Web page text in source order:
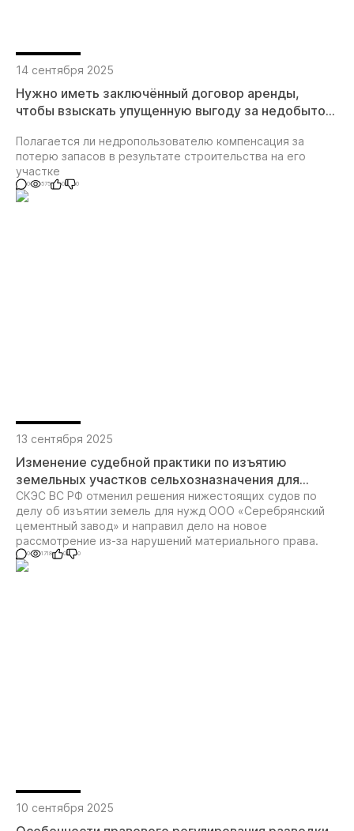
14 сентября 2025
Нужно иметь заключённый договор аренды,
чтобы взыскать упущенную выгоду за недобытое
Полагается ли недропользователю компенсация за
потерю запасов в результате строительства на его
участке
0 575 0 0
13 сентября 2025
Изменение судебной практики по изъятию
земельных участков сельхозназначения для
государственных нужд для целей
недропользования
СКЭС ВС РФ отменил решения нижестоящих судов по
делу об изъятии земель для нужд ООО «Серебрянский
цементный завод» и направил дело на новое
рассмотрение из-за нарушений материального права.
0 1718 0 0
10 сентября 2025